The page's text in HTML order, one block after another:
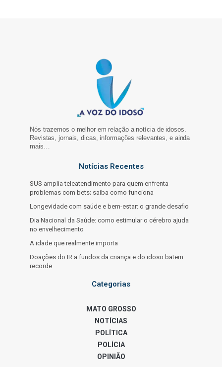
Nós trazemos o melhor em relação a notícia de idosos.
Revistas, jornais, dicas, informações relevantes, e ainda
mais…
Notícias Recentes
SUS amplia teleatendimento para quem enfrenta
problemas com bets; saiba como funciona
Longevidade com saúde e bem-estar: o grande desafio
Dia Nacional da Saúde: como estimular o cérebro ajuda
no envelhecimento
A idade que realmente importa
Doações do IR a fundos da criança e do idoso batem
recorde
Categorias
MATO GROSSO
NOTÍCIAS
POLÍTICA
POLÍCIA
OPINIÃO